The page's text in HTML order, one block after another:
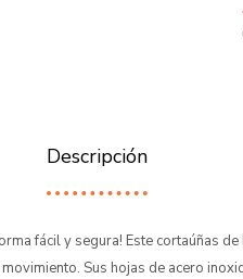
Descripción
fácil y segura! Este cortaúñas
Sus hojas de acero